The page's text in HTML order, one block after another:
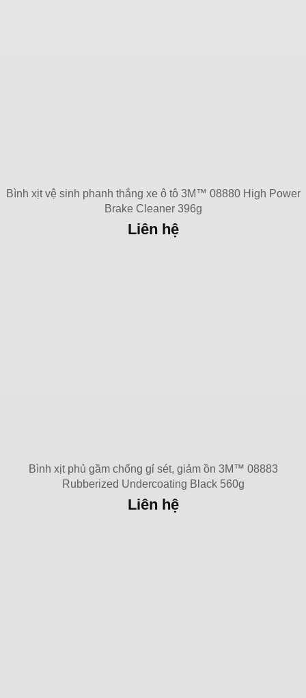
Bình xịt vệ sinh phanh thắng xe ô tô 3M™ 08880 High Power
Brake Cleaner 396g
Liên hệ
Bình xịt phủ gầm chống gỉ sét, giảm ồn 3M™ 08883
Rubberized Undercoating Black 560g
Liên hệ